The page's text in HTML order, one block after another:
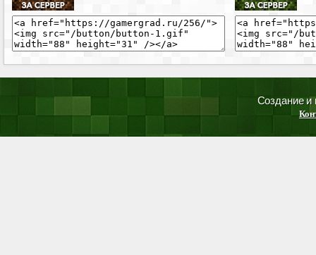
Создание и